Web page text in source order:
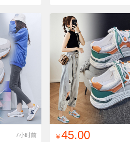
收藏
7小时前 找同款 加入铺货单
￥45.00